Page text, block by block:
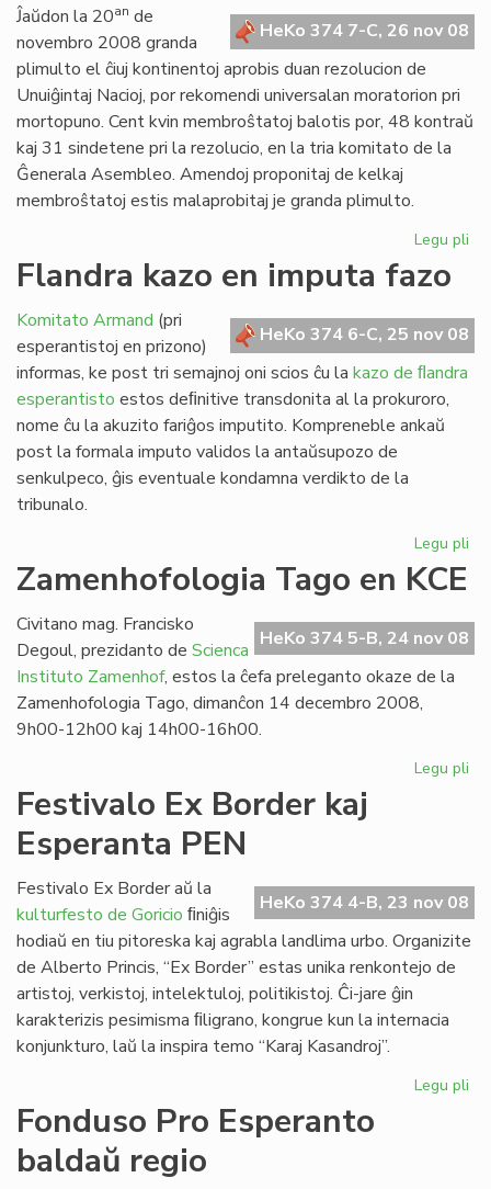
HeKo 374 7-C, 26 nov 08
Ĵaŭdon la 20an de
novembro 2008 granda
plimulto el ĉiuj kontinentoj aprobis duan rezolucion de
Unuiĝintaj Nacioj, por rekomendi universalan moratorion pri
mortopuno. Cent kvin membroŝtatoj balotis por, 48 kontraŭ
kaj 31 sindetene pri la rezolucio, en la tria komitato de la
Ĝenerala Asembleo. Amendoj proponitaj de kelkaj
membroŝtatoj estis malaprobitaj je granda plimulto.
Legu pli
Flandra kazo en imputa fazo
HeKo 374 6-C, 25 nov 08
Komitato Armand (pri
esperantistoj en prizono)
informas, ke post tri semajnoj oni scios ĉu la kazo de ﬂandra
esperantisto estos deﬁnitive transdonita al la prokuroro,
nome ĉu la akuzito fariĝos imputito. Kompreneble ankaŭ
post la formala imputo validos la antaŭsupozo de
senkulpeco, ĝis eventuale kondamna verdikto de la
tribunalo.
Legu pli
Zamenhofologia Tago en KCE
HeKo 374 5-B, 24 nov 08
Civitano mag. Francisko
Degoul, prezidanto de Scienca
Instituto Zamenhof, estos la ĉefa preleganto okaze de la
Zamenhofologia Tago, dimanĉon 14 decembro 2008,
9h00-12h00 kaj 14h00-16h00.
Legu pli
Festivalo Ex Border kaj
Esperanta PEN
HeKo 374 4-B, 23 nov 08
Festivalo Ex Border aŭ la
kulturfesto de Goricio ﬁniĝis
hodiaŭ en tiu pitoreska kaj agrabla landlima urbo. Organizite
de Alberto Princis, “Ex Border” estas unika renkontejo de
artistoj, verkistoj, intelektuloj, politikistoj. Ĉi-jare ĝin
karakterizis pesimisma ﬁligrano, kongrue kun la internacia
konjunkturo, laŭ la inspira temo “Karaj Kasandroj”.
Legu pli
Fonduso Pro Esperanto
baldaŭ regio